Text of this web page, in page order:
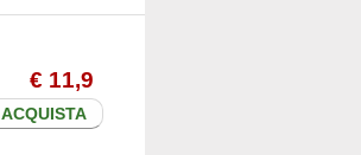
€ 11,9
ACQUISTA